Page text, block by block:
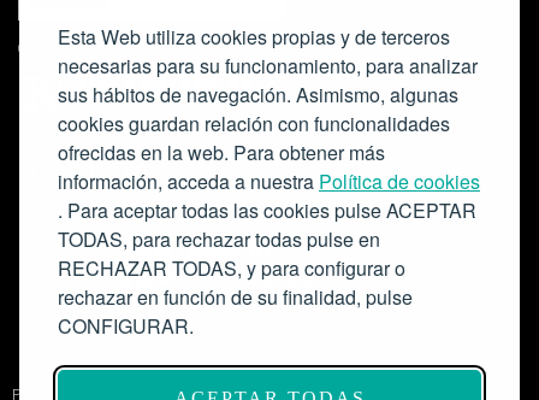
Esta Web utiliza cookies propias y de terceros
necesarias para su funcionamiento, para analizar
sus hábitos de navegación. Asimismo, algunas
cookies guardan relación con funcionalidades
ofrecidas en la web. Para obtener más
información, acceda a nuestra Política de cookies
. Para aceptar todas las cookies pulse ACEPTAR
TODAS, para rechazar todas pulse en
RECHAZAR TODAS, y para configurar o
rechazar en función de su finalidad, pulse
CONFIGURAR.
Colabora:
Proyecto de modernización de infraestructuras y digitalización del